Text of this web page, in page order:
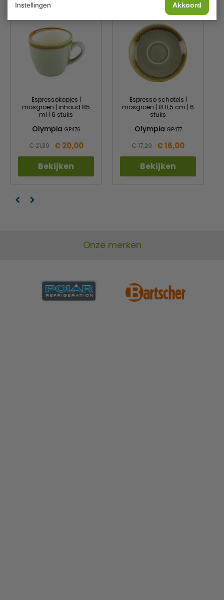
Instellingen Akkoord
Espressokopjes |
mosgroen | inhoud 85
ml | 6 stuks
Olympia GP476
€ 21,39 € 20,00
Bekijken
Espresso schotels |
mosgroen | Ø 11,5 cm | 6
stuks
Olympia GP477
€ 17,29 € 16,00
Bekijken
Onze merken